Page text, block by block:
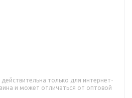
действительна только для интернет-
и может отличаться от оптовой